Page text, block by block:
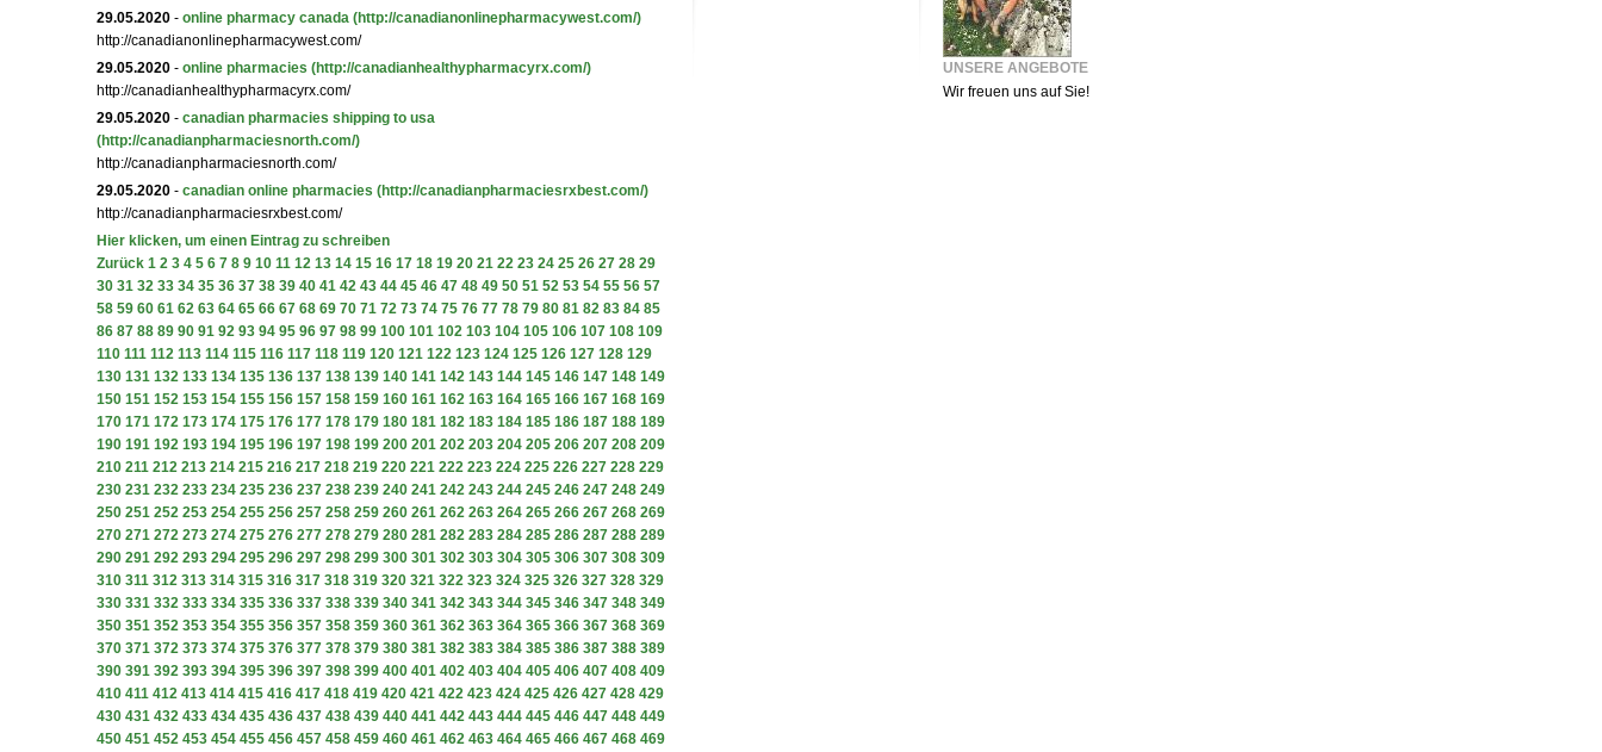
29.05.2020 - online pharmacy canada (http://canadianonlinepharmacywest.com/)
http://canadianonlinepharmacywest.com/
29.05.2020 - online pharmacies (http://canadianhealthypharmacyrx.com/)
http://canadianhealthypharmacyrx.com/
29.05.2020 - canadian pharmacies shipping to usa
(http://canadianpharmaciesnorth.com/)
http://canadianpharmaciesnorth.com/
29.05.2020 - canadian online pharmacies (http://canadianpharmaciesrxbest.com/)
http://canadianpharmaciesrxbest.com/
Hier klicken, um einen Eintrag zu schreiben
Zurück 1 2 3 4 5 6 7 8 9 10 11 12 13 14 15 16 17 18 19 20 21 22 23 24 25 26 27 28 29
30 31 32 33 34 35 36 37 38 39 40 41 42 43 44 45 46 47 48 49 50 51 52 53 54 55 56 57
58 59 60 61 62 63 64 65 66 67 68 69 70 71 72 73 74 75 76 77 78 79 80 81 82 83 84 85
86 87 88 89 90 91 92 93 94 95 96 97 98 99 100 101 102 103 104 105 106 107 108 109
110 111 112 113 114 115 116 117 118 119 120 121 122 123 124 125 126 127 128 129
130 131 132 133 134 135 136 137 138 139 140 141 142 143 144 145 146 147 148 149
150 151 152 153 154 155 156 157 158 159 160 161 162 163 164 165 166 167 168 169
170 171 172 173 174 175 176 177 178 179 180 181 182 183 184 185 186 187 188 189
190 191 192 193 194 195 196 197 198 199 200 201 202 203 204 205 206 207 208 209
210 211 212 213 214 215 216 217 218 219 220 221 222 223 224 225 226 227 228 229
230 231 232 233 234 235 236 237 238 239 240 241 242 243 244 245 246 247 248 249
250 251 252 253 254 255 256 257 258 259 260 261 262 263 264 265 266 267 268 269
270 271 272 273 274 275 276 277 278 279 280 281 282 283 284 285 286 287 288 289
290 291 292 293 294 295 296 297 298 299 300 301 302 303 304 305 306 307 308 309
310 311 312 313 314 315 316 317 318 319 320 321 322 323 324 325 326 327 328 329
330 331 332 333 334 335 336 337 338 339 340 341 342 343 344 345 346 347 348 349
350 351 352 353 354 355 356 357 358 359 360 361 362 363 364 365 366 367 368 369
370 371 372 373 374 375 376 377 378 379 380 381 382 383 384 385 386 387 388 389
390 391 392 393 394 395 396 397 398 399 400 401 402 403 404 405 406 407 408 409
410 411 412 413 414 415 416 417 418 419 420 421 422 423 424 425 426 427 428 429
430 431 432 433 434 435 436 437 438 439 440 441 442 443 444 445 446 447 448 449
450 451 452 453 454 455 456 457 458 459 460 461 462 463 464 465 466 467 468 469
UNSERE ANGEBOTE
Wir freuen uns auf Sie!